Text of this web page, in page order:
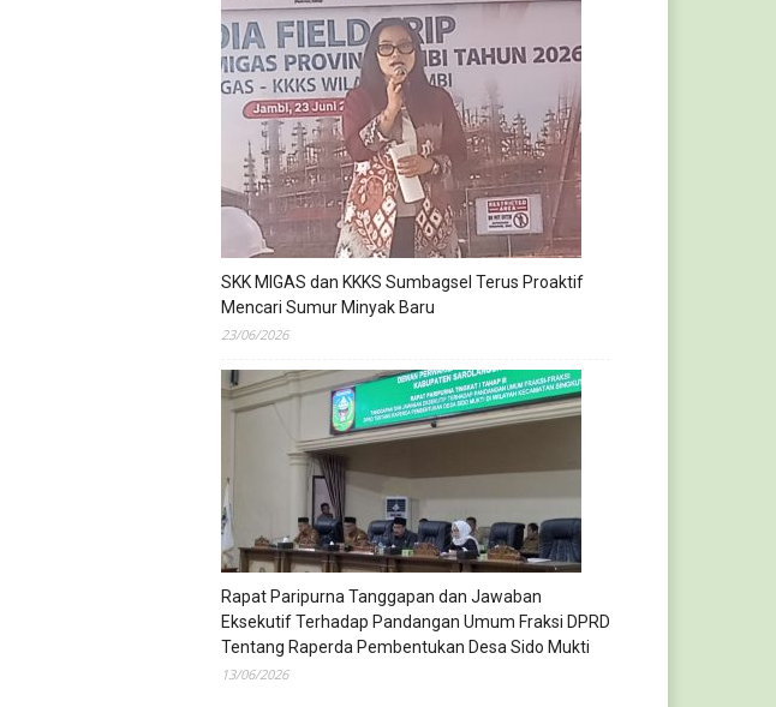
SKK MIGAS dan KKKS Sumbagsel Terus Proaktif
Mencari Sumur Minyak Baru
23/06/2026
Rapat Paripurna Tanggapan dan Jawaban
Eksekutif Terhadap Pandangan Umum Fraksi DPRD
Tentang Raperda Pembentukan Desa Sido Mukti
13/06/2026